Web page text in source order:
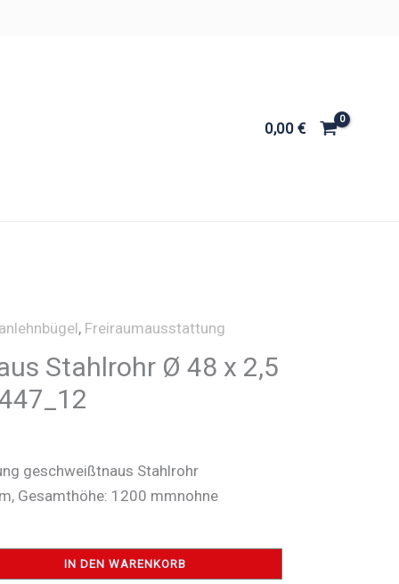
0,00 €
, Freiraumausstattung
Stahlrohr Ø 48 x 2,5
geschweißtnaus Stahlrohr
Gesamthöhe: 1200 mmnohne
IN DEN WARENKORB